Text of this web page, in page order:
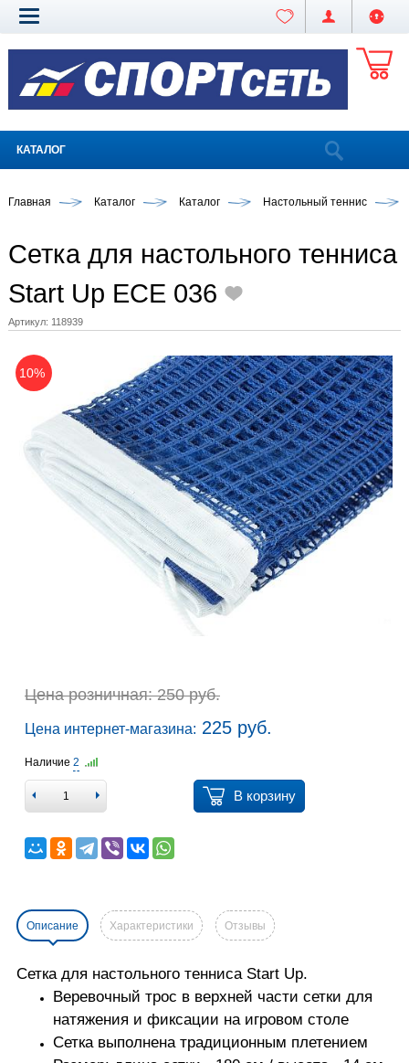
КАТАЛОГ
Главная Каталог Каталог Настольный теннис
Сетка для настольного тенниса
Start Up ECE 036
Артикул: 118939
10%
Цена розничная: 250 руб.
Цена интернет-магазина: 225 руб.
Наличие 2
В корзину
Описание Характеристики Отзывы
Сетка для настольного тенниса Start Up.
Веревочный трос в верхней части сетки для
натяжения и фиксации на игровом столе
Сетка выполнена традиционным плетением